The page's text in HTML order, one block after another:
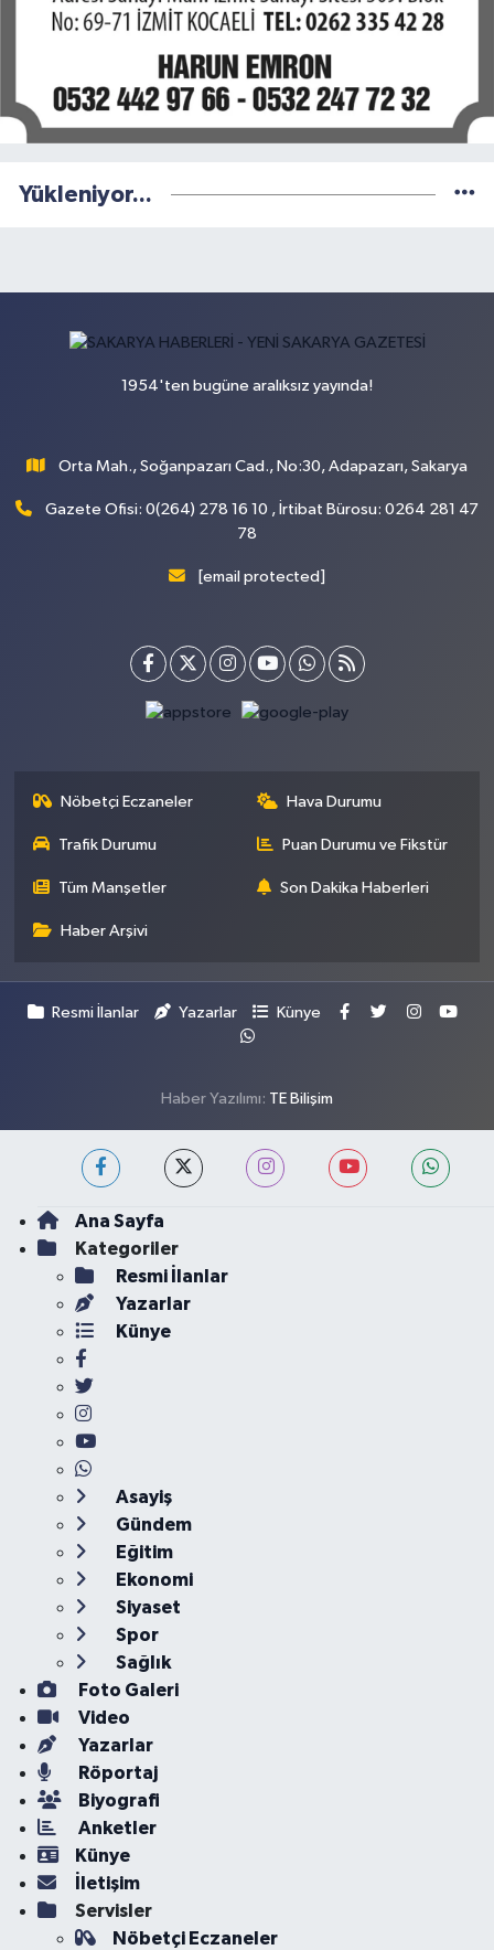
Yükleniyor...
1954'ten bugüne aralıksız yayında!
Orta Mah., Soğanpazarı Cad., No:30, Adapazarı, Sakarya
Gazete Ofisi: 0(264) 278 16 10 , İrtibat Bürosu: 0264 281 47
78
[email protected]
Nöbetçi Eczaneler Hava Durumu
Trafik Durumu Puan Durumu ve Fikstür
Tüm Manşetler Son Dakika Haberleri
Haber Arşivi
Resmi İlanlar Yazarlar Künye
Haber Yazılımı: TE Bilişim
Ana Sayfa
Kategoriler
Resmi İlanlar
Yazarlar
Künye
Asayiş
Gündem
Eğitim
Ekonomi
Siyaset
Spor
Sağlık
Foto Galeri
Video
Yazarlar
Röportaj
Biyografi
Anketler
Künye
İletişim
Servisler
Nöbetçi Eczaneler